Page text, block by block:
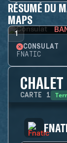
RÉSUMÉ DU
MAPS
1
CONSULAT
FNATIC
CHALET
CARTE 1